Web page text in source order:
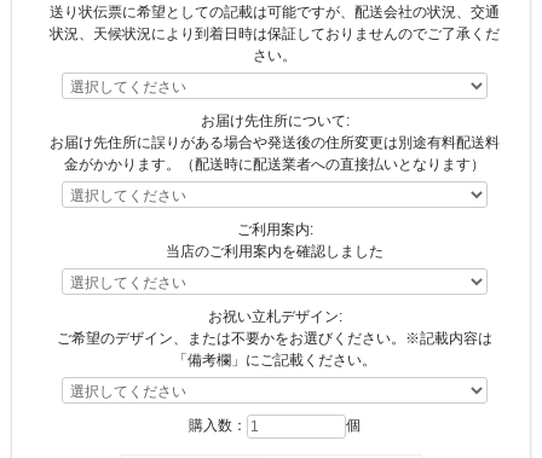
送り状伝票に希望としての記載は可能ですが、配送会社の状況、交通
状況、天候状況により到着日時は保証しておりませんのでご了承くだ
さい。
お届け先住所について:
お届け先住所に誤りがある場合や発送後の住所変更は別途有料配送料
金がかかります。（配送時に配送業者への直接払いとなります）
ご利用案内:
当店のご利用案内を確認しました
お祝い立札デザイン:
ご希望のデザイン、または不要かをお選びください。※記載内容は
「備考欄」にご記載ください。
購入数： 個